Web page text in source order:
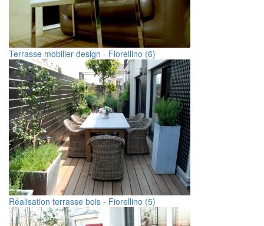
Terrasse mobilier design - Fiorellino (6)
Réalisation terrasse bois - Fiorellino (5)